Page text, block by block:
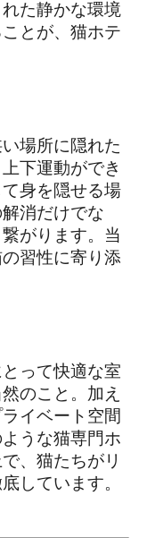
た静かな環境
とが、猫ホテ
場所に隠れた
下運動ができ
身を隠せる場
消だけでな
がります。当
習性に寄り添
って快適な室
のこと。加え
イベート空間
うな猫専門ホ
、猫たちがリ
しています。